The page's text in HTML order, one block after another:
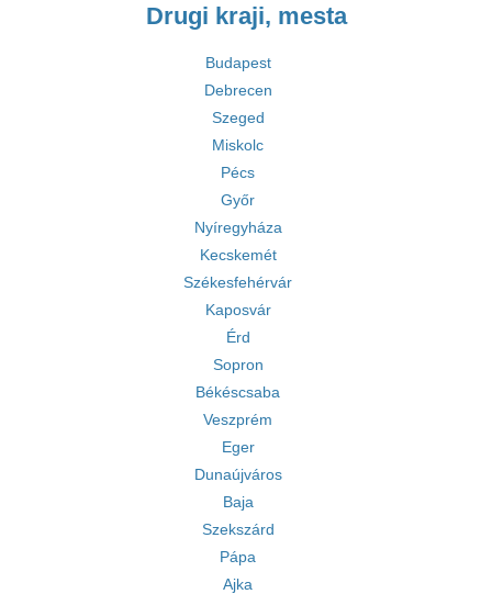
Drugi kraji, mesta
Budapest
Debrecen
Szeged
Miskolc
Pécs
Győr
Nyíregyháza
Kecskemét
Székesfehérvár
Kaposvár
Érd
Sopron
Békéscsaba
Veszprém
Eger
Dunaújváros
Baja
Szekszárd
Pápa
Ajka